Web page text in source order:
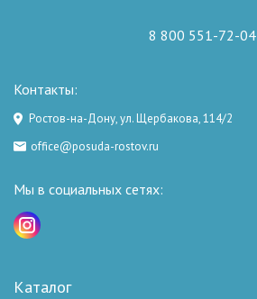
8 800 551-72-04
Контакты:
Ростов-на-Дону, ул. Щербакова, 114/2
office@posuda-rostov.ru
Мы в социальных сетях:
Каталог